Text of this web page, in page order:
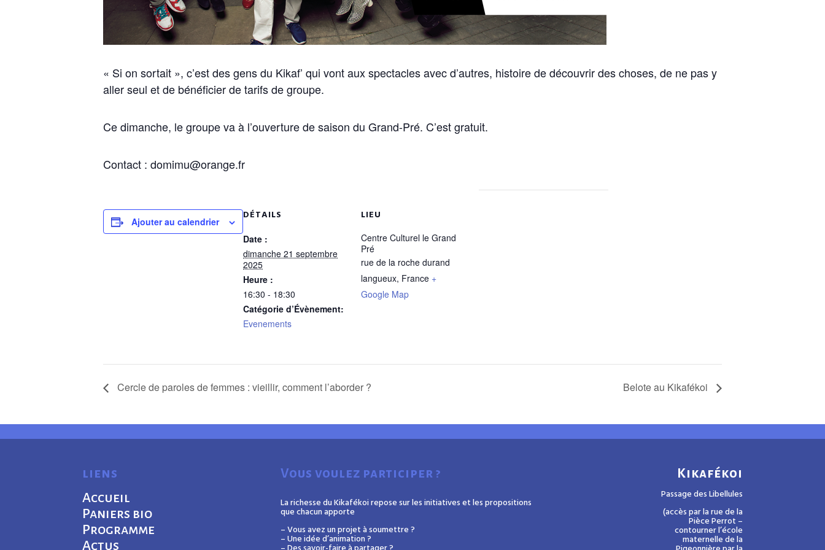
« Si on sortait », c’est des gens du Kikaf’ qui vont aux spectacles avec d’autres, histoire de découvrir des choses, de ne pas y
aller seul et de bénéficier de tarifs de groupe.
Ce dimanche, le groupe va à l’ouverture de saison du Grand-Pré. C’est gratuit.
Contact : domimu@orange.fr
Ajouter au calendrier DÉTAILS
Date :
dimanche 21 septembre
2025
Heure :
16:30 - 18:30
Catégorie d’Évènement:
Evenements
LIEU
Centre Culturel le Grand
Pré
rue de la roche durand
langueux, France +
Google Map
Cercle de paroles de femmes : vieillir, comment l’aborder ? Belote au Kikafékoi
liens
Accueil
Paniers bio
Programme
Actus
Vous voulez participer ?
La richesse du Kikafékoi repose sur les initiatives et les propositions
que chacun apporte
– Vous avez un projet à soumettre ?
– Une idée d’animation ?
Kikafékoi
Passage des Libellules
(accès par la rue de la
Pièce Perrot –
contourner l’école
maternelle de la